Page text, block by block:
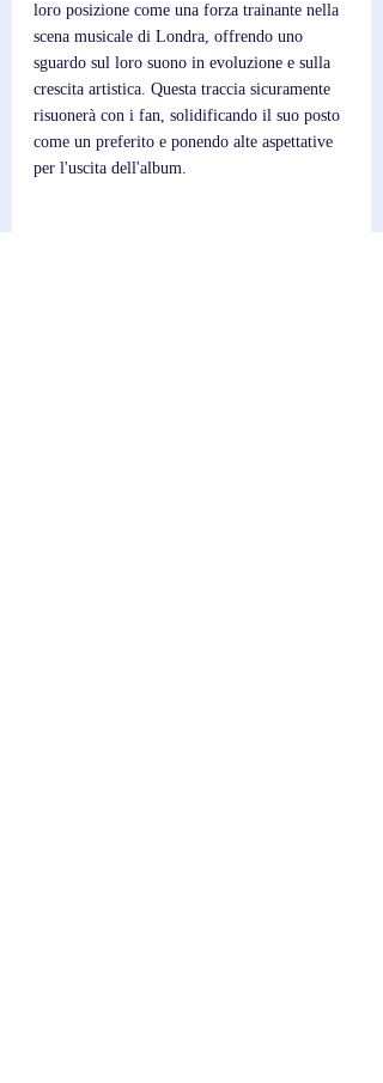
loro posizione come una forza trainante nella
scena musicale di Londra, offrendo uno
sguardo sul loro suono in evoluzione e sulla
crescita artistica. Questa traccia sicuramente
risuonerà con i fan, solidificando il suo posto
come un preferito e ponendo alte aspettative
per l'uscita dell'album.